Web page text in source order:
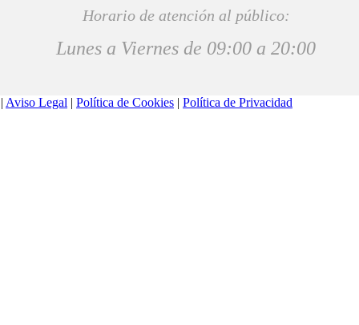
Horario de atención al público:
Lunes a Viernes de 09:00 a 20:00
Aviso Legal | Política de Cookies | Política de Privacidad